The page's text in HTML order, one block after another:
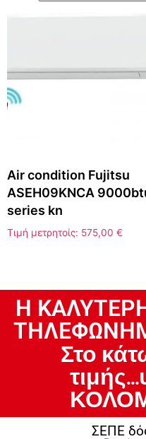
Air condition Fujitsu
ASEH09KNCA
series kn
Τιμή μετρητοίς: 575,00 €
H
Στο
ΣΕΠΕ